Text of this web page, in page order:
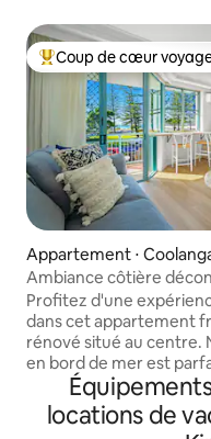
Coups de cœur
Coup de cœur
Appartement ⋅
Ambiance côtière
Profitez d'une
dans cet appartement
rénové situé au centre.
en bord de mer est
pour profiter d'un
bord de la plage. Il se
minutes à pied des
locations de